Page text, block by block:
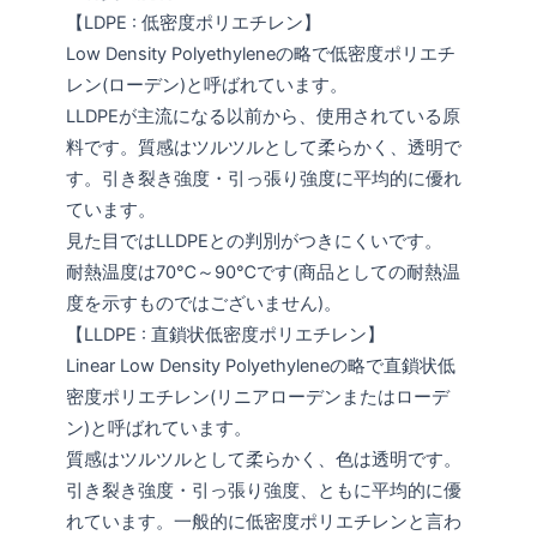
【LDPE : 低密度ポリエチレン】
Low Density Polyethyleneの略で低密度ポリエチ
レン(ローデン)と呼ばれています。
LLDPEが主流になる以前から、使用されている原
料です。質感はツルツルとして柔らかく、透明で
す。引き裂き強度・引っ張り強度に平均的に優れ
ています。
見た目ではLLDPEとの判別がつきにくいです。
耐熱温度は70℃～90℃です(商品としての耐熱温
度を示すものではございません)。
【LLDPE : 直鎖状低密度ポリエチレン】
Linear Low Density Polyethyleneの略で直鎖状低
密度ポリエチレン(リニアローデンまたはローデ
ン)と呼ばれています。
質感はツルツルとして柔らかく、色は透明です。
引き裂き強度・引っ張り強度、ともに平均的に優
れています。一般的に低密度ポリエチレンと言わ